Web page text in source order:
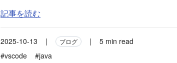
記事を読む
2025-10-13 | ブログ |
5 min read
#vscode
#java